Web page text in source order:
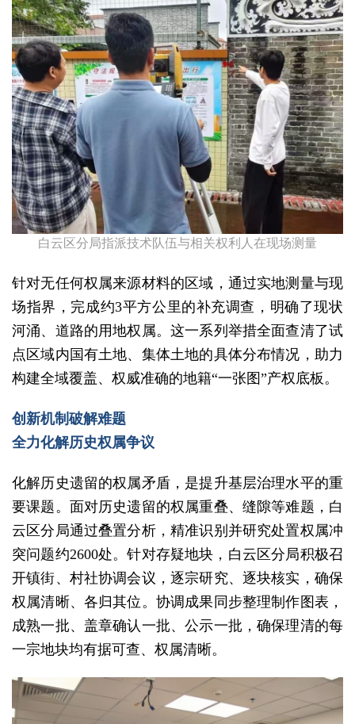
白云区分局指派技术队伍与相关权利人在现场测量
针对无任何权属来源材料的区域，通过实地测量与现
场指界，完成约3平方公里的补充调查，明确了现状
河涌、道路的用地权属。这一系列举措全面查清了试
点区域内国有土地、集体土地的具体分布情况，助力
构建全域覆盖、权威准确的地籍“一张图”产权底板。
创新机制破解难题
全力化解历史权属争议
化解历史遗留的权属矛盾，是提升基层治理水平的重
要课题。面对历史遗留的权属重叠、缝隙等难题，白
云区分局通过叠置分析，精准识别并研究处置权属冲
突问题约2600处。针对存疑地块，白云区分局积极召
开镇街、村社协调会议，逐宗研究、逐块核实，确保
权属清晰、各归其位。协调成果同步整理制作图表，
成熟一批、盖章确认一批、公示一批，确保理清的每
一宗地块均有据可查、权属清晰。